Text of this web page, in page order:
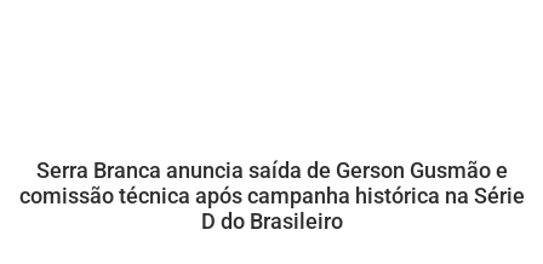
Serra Branca anuncia saída de Gerson Gusmão e
comissão técnica após campanha histórica na Série
D do Brasileiro